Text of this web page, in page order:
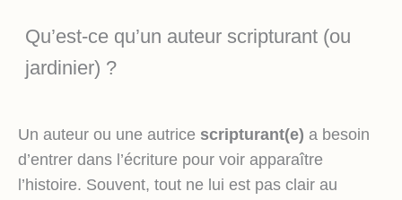
Qu’est-ce qu’un auteur scripturant (ou
jardinier) ?
Un auteur ou une autrice scripturant(e) a besoin
d’entrer dans l’écriture pour voir apparaître
l’histoire. Souvent, tout ne lui est pas clair au